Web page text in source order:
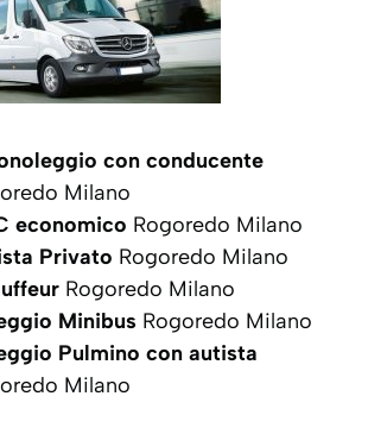
con conducente
Milano
economico Rogoredo Milano
Privato Rogoredo Milano
Rogoredo Milano
Minibus Rogoredo Milano
Pulmino con autista
Milano